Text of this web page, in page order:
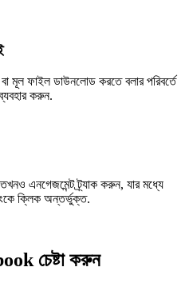
মূল ফাইল ডাউনলোড করতে বলার পরিবর্তে
করুন.
এনগেজমেন্ট ট্র্যাক করুন, যার মধ্যে
ক্লিক অন্তর্ভুক্ত.
চেষ্টা করুন